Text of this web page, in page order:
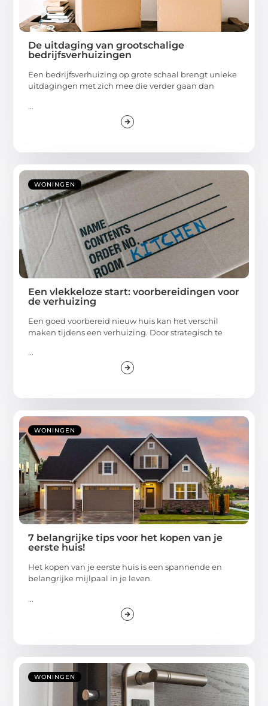
De uitdaging van grootschalige
bedrijfsverhuizingen
Een bedrijfsverhuizing op grote schaal brengt unieke
uitdagingen met zich mee die verder gaan dan
...
WONINGEN
Een vlekkeloze start: voorbereidingen voor
de verhuizing
Een goed voorbereid nieuw huis kan het verschil
maken tijdens een verhuizing. Door strategisch te
...
WONINGEN
7 belangrijke tips voor het kopen van je
eerste huis!
Het kopen van je eerste huis is een spannende en
belangrijke mijlpaal in je leven.
...
WONINGEN